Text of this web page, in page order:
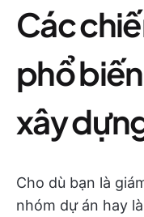
Các
phổ
xây
Cho dù bạn là
nhóm dự án hay là